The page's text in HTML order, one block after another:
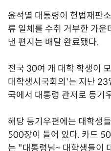
윤석열 대통령이 헌법재판
류 일체를 수취 거부한 가
낸 편지는 배달 완료됐다.
전국 30여 개 대학 학생이
대학생시국회의'는 지난 23
국에서 대통령 관저로 등기
해당 등기우편에는 대학생
500장이 들어 있다. 카드
는 "대통령님~ 대학생들이